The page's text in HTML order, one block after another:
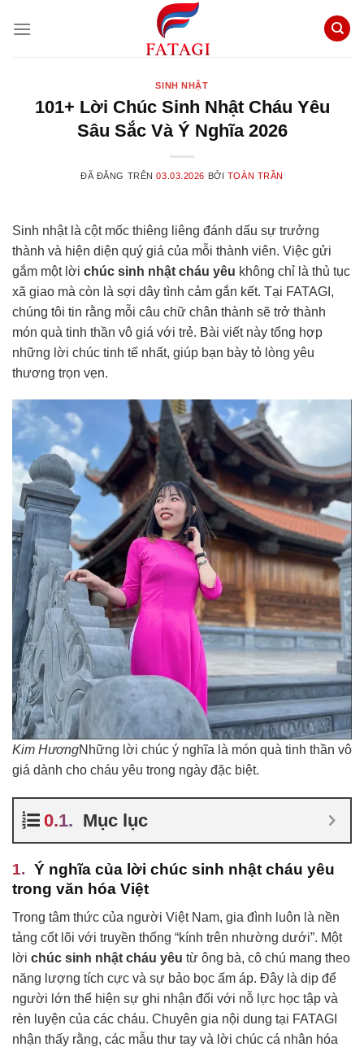
đến
SINH NHẬT
101+ Lời Chúc Sinh Nhật Cháu Yêu
Sâu Sắc Và Ý Nghĩa 2026
ĐÃ ĐĂNG TRÊN03.03.2026 BỞI TOÀN TRẦN
Sinh nhật là cột mốc thiêng liêng đánh dấu sự trưởng
thành và hiện diện quý giá của mỗi thành viên. Việc gửi
gắm một lời chúc sinh nhật cháu yêu không chỉ là thủ tục
xã giao mà còn là sợi dây tình cảm gắn kết. Tại FATAGI,
chúng tôi tin rằng mỗi câu chữ chân thành sẽ trở thành
món quà tinh thần vô giá với trẻ. Bài viết này tổng hợp
những lời chúc tinh tế nhất, giúp bạn bày tỏ lòng yêu
thương trọn vẹn.
Kim HươngNhững lời chúc ý nghĩa là món quà tinh thần vô
giá dành cho cháu yêu trong ngày đặc biệt.
Mục lục
Ý nghĩa của lời chúc sinh nhật cháu yêu
trong văn hóa Việt
Trong tâm thức của người Việt Nam, gia đình luôn là nền
tảng cốt lõi với truyền thống “kính trên nhường dưới”. Một
lời chúc sinh nhật cháu yêu từ ông bà, cô chú mang theo
năng lượng tích cực và sự bảo bọc ấm áp. Đây là dịp để
người lớn thể hiện sự ghi nhận đối với nỗ lực học tập và
rèn luyện của các cháu. Chuyên gia nội dung tại FATAGI
nhận thấy rằng, các mẫu thư tay và lời chúc cá nhân hóa